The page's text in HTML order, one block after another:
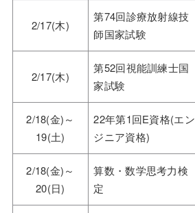
2/17(木)
第74回診療放射線技
師国家試験
2/17(木)
第52回視能訓練士国
家試験
2/18(金)～
19(土)
22年第1回E資格(エン
ジニア資格)
2/18(金)～
20(日)
算数・数学思考力検
定